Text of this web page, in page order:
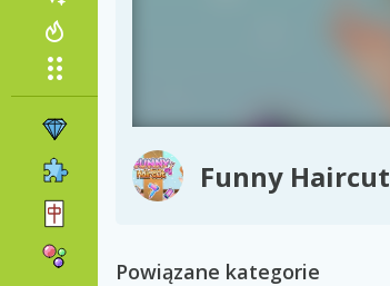
Funny Haircut
Powiązane kategorie